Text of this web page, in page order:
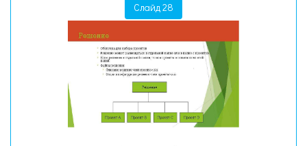
Слайд 28